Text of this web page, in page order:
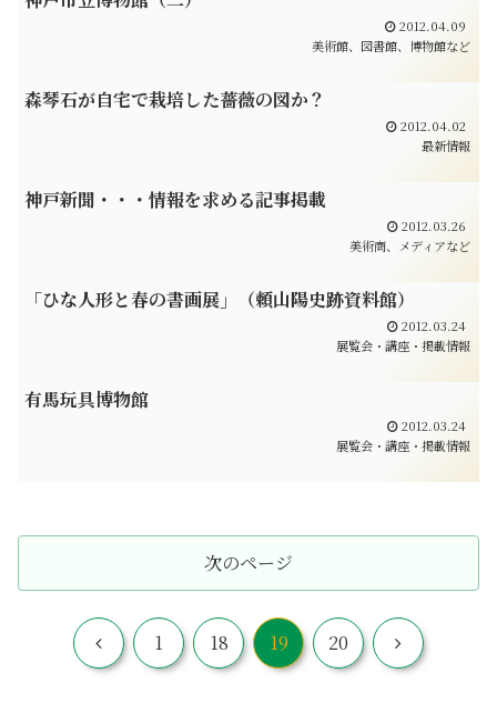
2012.04.09
美術館、図書館、博物館など
森琴石が自宅で栽培した薔薇の図か？
2012.04.02
最新情報
神戸新聞・・・情報を求める記事掲載
2012.03.26
美術商、メディアなど
「ひな人形と春の書画展」（頼山陽史跡資料館）
2012.03.24
展覧会・講座・掲載情報
有馬玩具博物館
2012.03.24
展覧会・講座・掲載情報
次のページ
前
1 18 19 20
次